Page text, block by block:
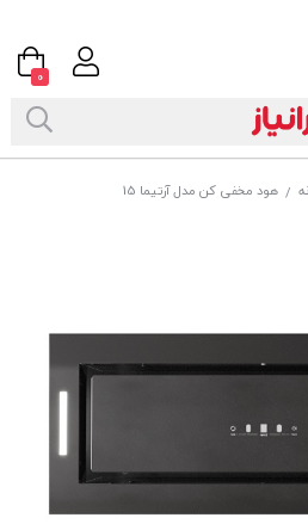
/ هود مخفی کن مدل آرتیما 15
0